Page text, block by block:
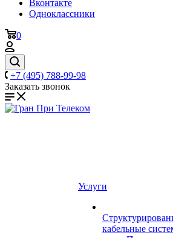
Вконтакте
Одноклассники
0
+7 (495) 788-99-98
Заказать звонок
Услуги
кабельные